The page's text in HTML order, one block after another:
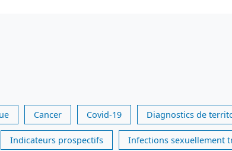
Cancer Covid-19 Diagnostics de
Indicateurs prospectifs Infections sexuellement